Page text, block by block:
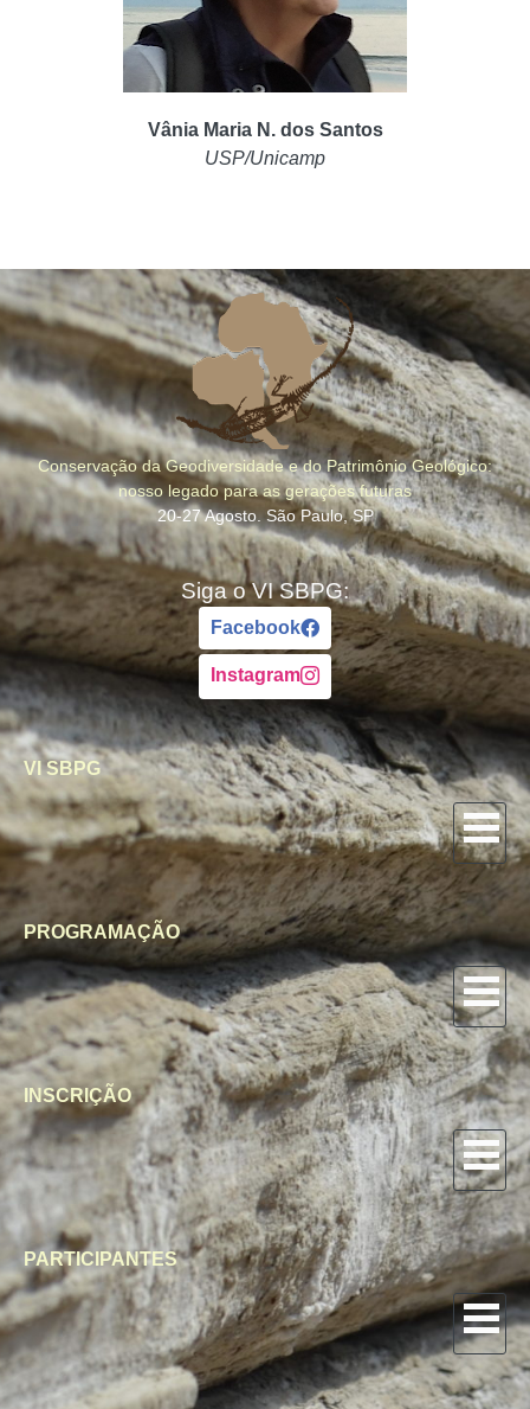
Vânia Maria N. dos Santos
USP/Unicamp
Conservação da Geodiversidade e do Patrimônio Geológico:
nosso legado para as gerações futuras
20-27 Agosto. São Paulo, SP
Siga o VI SBPG:
Facebook
Instagram
VI SBPG
PROGRAMAÇÃO
INSCRIÇÃO
PARTICIPANTES